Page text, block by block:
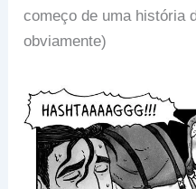
começo de uma história
obviamente)